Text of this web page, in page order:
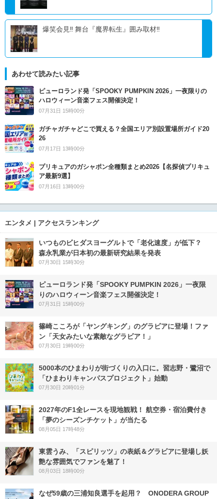
爆笑会見‼ 舞台『魔界転生』囲み取材‼
あわせて読みたい記事
ピューロランド発「SPOOKY PUMPKIN 2026」一夜限りの
ハロウィーン音楽フェス開催決定！
07月31日 15時00分
ガチャガチャどこで買える？全国エリア別設置場所ガイド20
26
07月17日 13時00分
プリキュアのガシャポン全種類まとめ2026【名探偵プリキュ
ア最新9選】
07月16日 13時00分
エンタメ | アクセスランキング
いつものビヒダスヨーグルトで「老化速度」が低下？
森永乳業が日本初の最新研究結果を発表
07月30日 15時30分
ピューロランド発「SPOOKY PUMPKIN 2026」一夜限
りのハロウィーン音楽フェス開催決定！
07月31日 15時00分
篠崎こころが「ヤングキング」のグラビアに登場！ファ
ン「天女みたいな素敵なグラビア！」
07月30日 19時00分
5000本のひまわりが街づくりの入口に。習志野・鷺沼で
「ひまわりキャンパスプロジェクト」始動
07月30日 20時01分
2027年のF1全レースを現地観戦！ 航空券・宿泊費付き
「夢のシーズンチケット」が当たる
08月05日 17時48分
東雲うみ、「スピリッツ」の表紙＆グラビアに登場し妖
艶な雰囲気でファンを魅了！
08月03日 18時00分
なぜ59歳の三浦知良選手を起用？ ONODERA GROUP